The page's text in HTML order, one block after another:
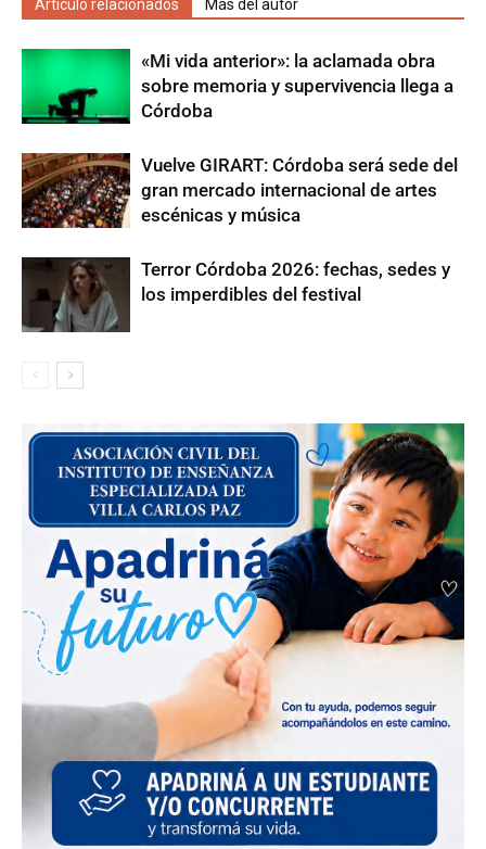
Artículo relacionados Más del autor
«Mi vida anterior»: la aclamada obra
sobre memoria y supervivencia llega a
Córdoba
Vuelve GIRART: Córdoba será sede del
gran mercado internacional de artes
escénicas y música
Terror Córdoba 2026: fechas, sedes y
los imperdibles del festival